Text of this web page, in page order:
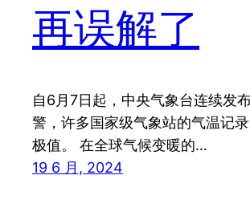
再误解了
自6月7日起，中央气象台连续发
警，许多国家级气象站的气温记
极值。 在全球气候变暖的…
19 6 月, 2024